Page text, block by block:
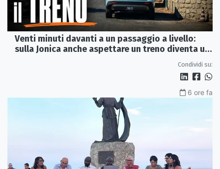
Venti minuti davanti a un passaggio a livello:
sulla Jonica anche aspettare un treno diventa un
Condividi su:
6 ore fa